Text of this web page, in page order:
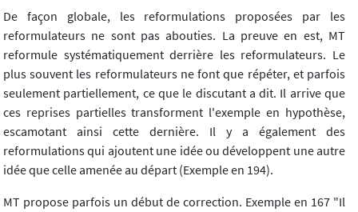
De façon globale, les reformulations proposées par les
reformulateurs ne sont pas abouties. La preuve en est, MT
reformule systématiquement derrière les reformulateurs. Le
plus souvent les reformulateurs ne font que répéter, et parfois
seulement partiellement, ce que le discutant a dit. Il arrive que
ces reprises partielles transforment l'exemple en hypothèse,
escamotant ainsi cette dernière. Il y a également des
reformulations qui ajoutent une idée ou développent une autre
idée que celle amenée au départ (Exemple en 194).
MT propose parfois un début de correction. Exemple en 167 "Il